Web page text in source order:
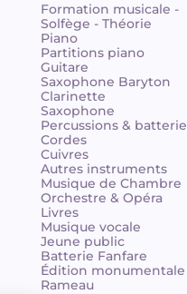
Formation musicale -
Solfège - Théorie
Piano
Partitions piano
Guitare
Saxophone Baryton
Clarinette
Saxophone
Percussions & batterie
Cordes
Cuivres
Autres instruments
Musique de Chambre
Orchestre & Opéra
Livres
Musique vocale
Jeune public
Batterie Fanfare
Édition monumentale
Rameau